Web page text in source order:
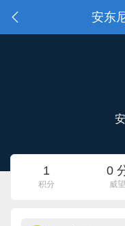
安东
1
积分
0
威望